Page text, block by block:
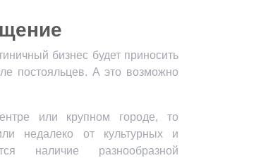
бизнес будет приносить
постояльцев. А это возможно
или крупном городе, то
недалеко от культурных и
наличие разнообразной